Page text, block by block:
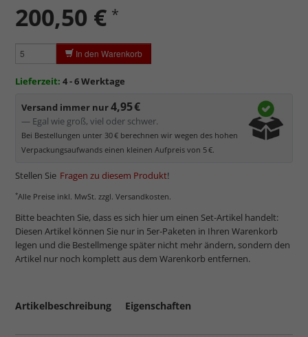
200,50 € *
In den Warenkorb
Lieferzeit: 4 - 6 Werktage
Versand immer nur4,95 €
— Egal wie groß, viel oder schwer.
Bei Bestellungen unter 30 € berechnen wir wegen des hohen
Verpackungsaufwands einen kleinen Aufpreis von 5 €.
Stellen Sie Fragen zu diesem Produkt!
*Alle Preise inkl. MwSt. zzgl. Versandkosten.
Bitte beachten Sie, dass es sich hier um einen Set-Artikel handelt:
Diesen Artikel können Sie nur in 5er-Paketen in Ihren Warenkorb
legen und die Bestellmenge später nicht mehr ändern, sondern den
Artikel nur noch komplett aus dem Warenkorb entfernen.
Artikelbeschreibung Eigenschaften